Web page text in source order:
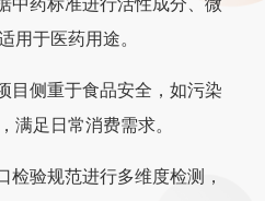
中药标准进行活性成分、微
用于医药用途。
目侧重于食品安全，如污染
满足日常消费需求。
检验规范进行多维度检测，